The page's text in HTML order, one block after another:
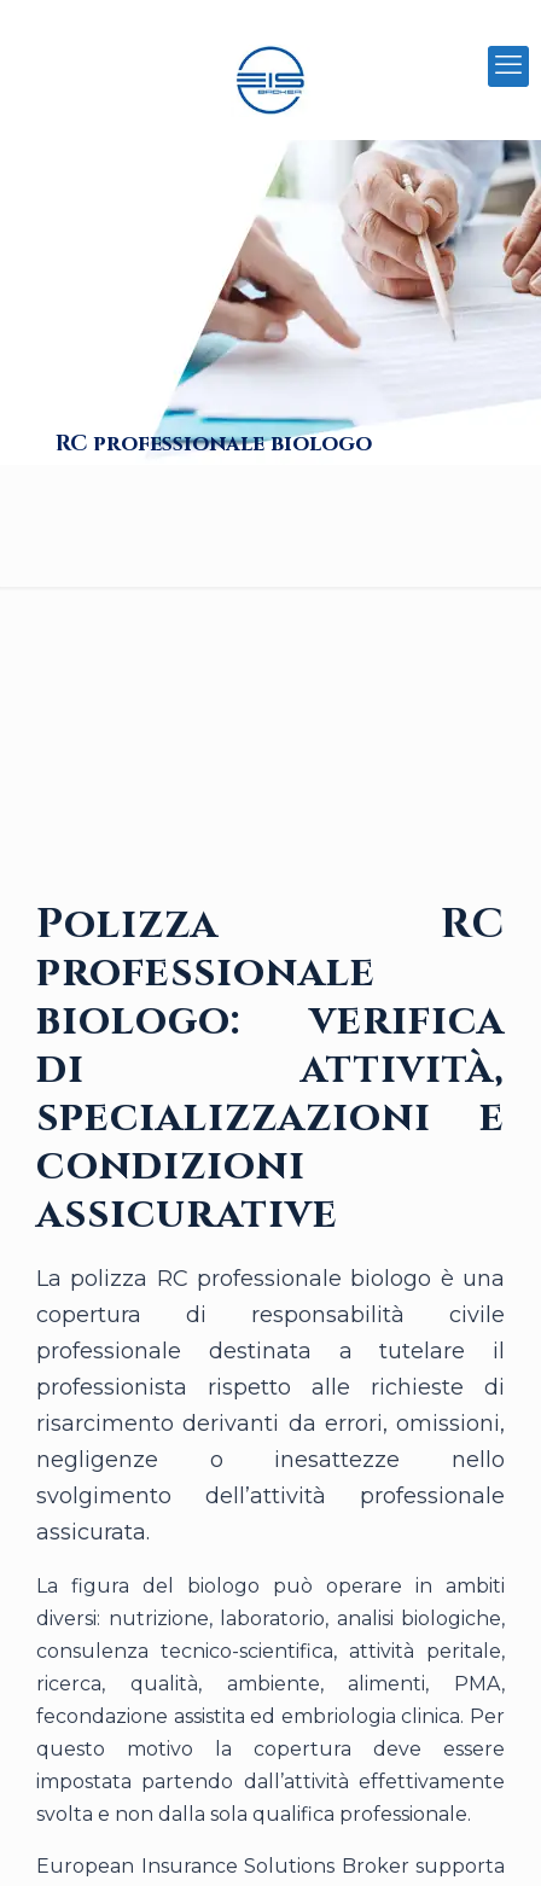
RC professionale biologo
Polizza RC
professionale
biologo: verifica
di attività,
specializzazioni e
condizioni
assicurative
La polizza RC professionale biologo è una
copertura di responsabilità civile
professionale destinata a tutelare il
professionista rispetto alle richieste di
risarcimento derivanti da errori, omissioni,
negligenze o inesattezze nello
svolgimento dell’attività professionale
assicurata.
La figura del biologo può operare in ambiti
diversi: nutrizione, laboratorio, analisi biologiche,
consulenza tecnico-scientifica, attività peritale,
ricerca, qualità, ambiente, alimenti, PMA,
fecondazione assistita ed embriologia clinica. Per
questo motivo la copertura deve essere
impostata partendo dall’attività effettivamente
svolta e non dalla sola qualifica professionale.
European Insurance Solutions Broker supporta